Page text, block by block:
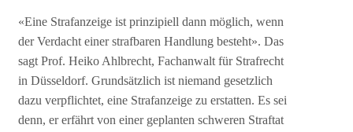
«Eine Strafanzeige ist prinzipiell dann möglich, wenn
der Verdacht einer strafbaren Handlung besteht». Das
sagt Prof. Heiko Ahlbrecht, Fachanwalt für Strafrecht
in Düsseldorf. Grundsätzlich ist niemand gesetzlich
dazu verpflichtet, eine Strafanzeige zu erstatten. Es sei
denn, er erfährt von einer geplanten schweren Straftat